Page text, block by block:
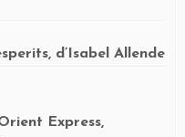
d’Isabel Allende
Express,